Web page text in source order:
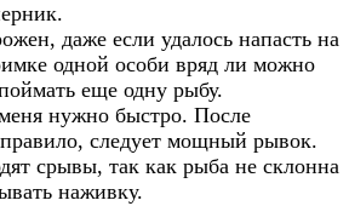
даже если удалось напасть на
одной особи вряд ли можно
еще одну рыбу.
нужно быстро. После
следует мощный рывок.
срывы, так как рыба не склонна
наживку.